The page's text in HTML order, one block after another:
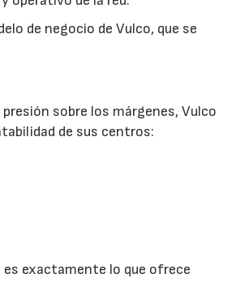
de negocio de Vulco, que se
sobre los márgenes, Vulco
de sus centros:
es exactamente lo que ofrece